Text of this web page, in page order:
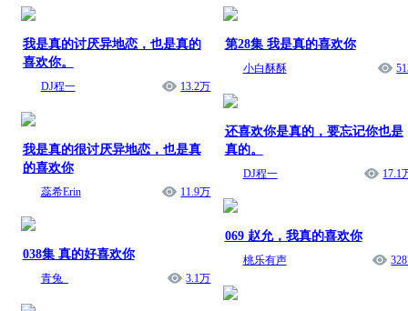
我是真的讨厌异地恋，也是真的
喜欢你。
DJ程一 13.2万
我是真的很讨厌异地恋，也是真
的喜欢你
蕊希Erin 11.9万
038集 真的好喜欢你
青兔_ 3.1万
第28集 我是真的喜欢你
小白酥酥
还喜欢你是真的，要忘记你也是
真的。
DJ程一 17.1
069 赵允，我真的喜欢你
桃乐有声